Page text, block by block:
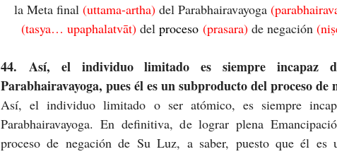
la Meta final (uttama-artha) del Parabhairavayoga
(tasya… upaphalatvāt) del proceso (prasara) de negación
44. Así, el individuo limitado es siempre incapaz
Parabhairavayoga, pues él es un subproducto del proceso de
Así, el individuo limitado o ser atómico, es siempre
Parabhairavayoga. En definitiva, de lograr plena
proceso de negación de Su Luz, a saber, puesto que él es